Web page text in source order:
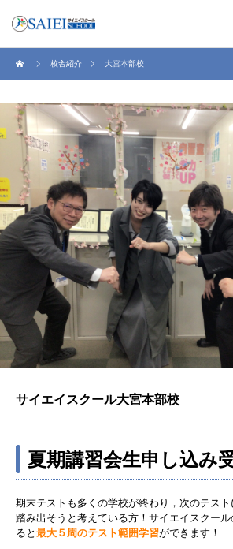
校舎紹介 大宮本部校
サイエイスクール大宮本部校
夏期講習会生申し込み
期末テストも多くの学校が終わり，次のテス
踏み出そうと考えている方！サイエイスクー
ると 最大５周のテスト範囲学習ができます！